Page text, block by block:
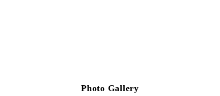
Photo Gallery